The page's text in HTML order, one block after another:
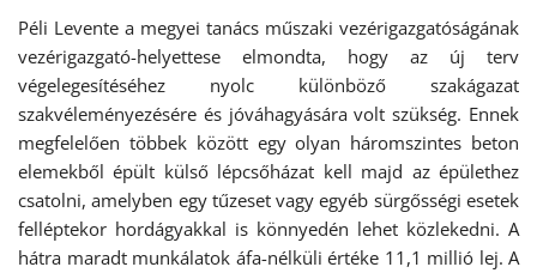
Péli Levente a megyei tanács műszaki vezérigazgatóságának
vezérigazgató-helyettese elmondta, hogy az új terv
végelegesítéséhez nyolc különböző szakágazat
szakvéleményezésére és jóváhagyására volt szükség. Ennek
megfelelően többek között egy olyan háromszintes beton
elemekből épült külső lépcsőházat kell majd az épülethez
csatolni, amelyben egy tűzeset vagy egyéb sürgősségi esetek
felléptekor hordágyakkal is könnyedén lehet közlekedni. A
hátra maradt munkálatok áfa-nélküli értéke 11,1 millió lej. A